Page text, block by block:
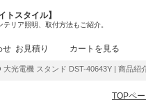
トスタイル】
リア照明、取付方法もご紹介。
せ お見積り カートを見る
電機 スタンド DST-40643Y | 商品紹介 |
TOPペ